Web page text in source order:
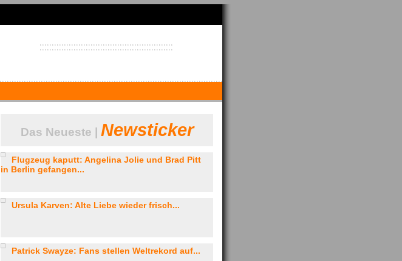
Das Neueste | Newsticker
Flugzeug kaputt: Angelina Jolie und Brad Pitt
in Berlin gefangen...
Ursula Karven: Alte Liebe wieder frisch...
Patrick Swayze: Fans stellen Weltrekord auf...